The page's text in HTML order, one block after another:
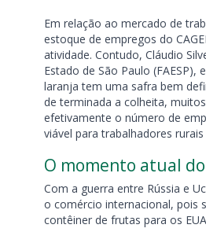
Em relação ao mercado de
estoque de empregos do
atividade. Contudo, Cláudio
Estado de São Paulo
laranja tem uma safra bem
de terminada a colheita,
efetivamente o número de
viável para trabalhadores
O momento atual
Com a guerra entre Rússia e
o comércio internacional, pois
contêiner de frutas para os